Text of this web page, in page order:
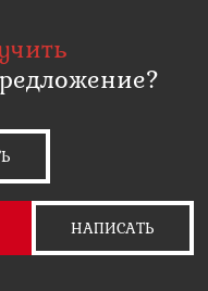
НАПИСАТЬ